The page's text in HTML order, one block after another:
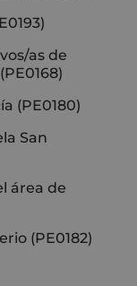
as de
(PE0180)
San
área de
(PE0182)